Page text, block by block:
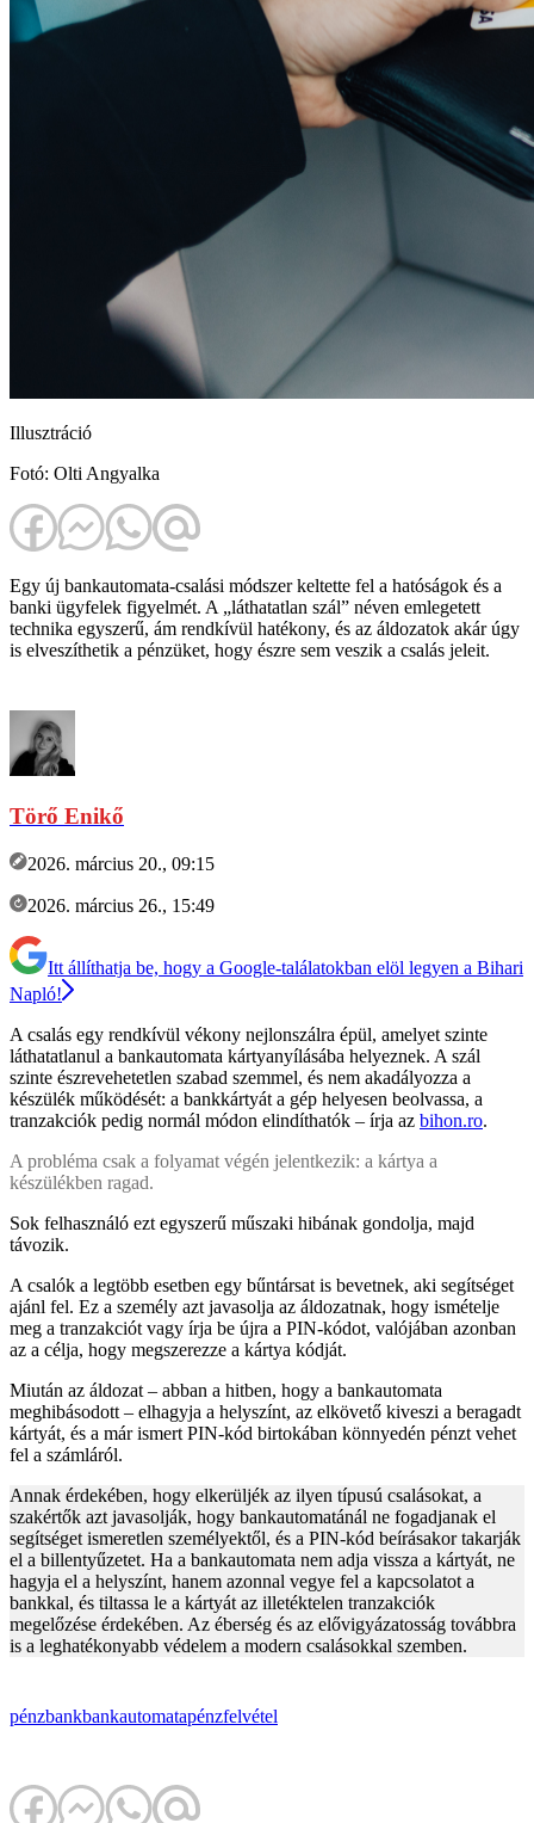
Illusztráció
Fotó: Olti Angyalka
Egy új bankautomata-csalási módszer keltette fel a hatóságok és a
banki ügyfelek figyelmét. A „láthatatlan szál” néven emlegetett
technika egyszerű, ám rendkívül hatékony, és az áldozatok akár úgy
is elveszíthetik a pénzüket, hogy észre sem veszik a csalás jeleit.
Törő Enikő
2026. március 20., 09:15
2026. március 26., 15:49
Itt állíthatja be, hogy a Google-találatokban elöl legyen a Bihari
Napló!
A csalás egy rendkívül vékony nejlonszálra épül, amelyet szinte
láthatatlanul a bankautomata kártyanyílásába helyeznek. A szál
szinte észrevehetetlen szabad szemmel, és nem akadályozza a
készülék működését: a bankkártyát a gép helyesen beolvassa, a
tranzakciók pedig normál módon elindíthatók – írja az bihon.ro.
A probléma csak a folyamat végén jelentkezik: a kártya a
készülékben ragad.
Sok felhasználó ezt egyszerű műszaki hibának gondolja, majd
távozik.
A csalók a legtöbb esetben egy bűntársat is bevetnek, aki segítséget
ajánl fel. Ez a személy azt javasolja az áldozatnak, hogy ismételje
meg a tranzakciót vagy írja be újra a PIN-kódot, valójában azonban
az a célja, hogy megszerezze a kártya kódját.
Miután az áldozat – abban a hitben, hogy a bankautomata
meghibásodott – elhagyja a helyszínt, az elkövető kiveszi a beragadt
kártyát, és a már ismert PIN-kód birtokában könnyedén pénzt vehet
fel a számláról.
Annak érdekében, hogy elkerüljék az ilyen típusú csalásokat, a
szakértők azt javasolják, hogy bankautomatánál ne fogadjanak el
segítséget ismeretlen személyektől, és a PIN-kód beírásakor takarják
el a billentyűzetet. Ha a bankautomata nem adja vissza a kártyát, ne
hagyja el a helyszínt, hanem azonnal vegye fel a kapcsolatot a
bankkal, és tiltassa le a kártyát az illetéktelen tranzakciók
megelőzése érdekében. Az éberség és az elővigyázatosság továbbra
is a leghatékonyabb védelem a modern csalásokkal szemben.
pénzbankbankautomatapénzfelvétel